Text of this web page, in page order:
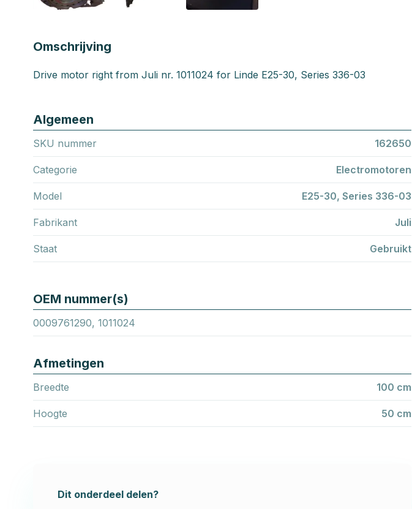
Omschrijving
Drive motor right from Juli nr. 1011024 for Linde E25-30, Series 336-03
Algemeen
SKU nummer 162650
Categorie Electromotoren
Model E25-30, Series 336-03
Fabrikant Juli
Staat Gebruikt
OEM nummer(s)
0009761290, 1011024
Afmetingen
Breedte 100 cm
Hoogte 50 cm
Dit onderdeel delen?